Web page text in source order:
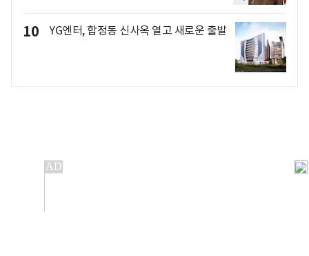
10 YG엔터, 합정동 신사옥 열고 새로운 출발